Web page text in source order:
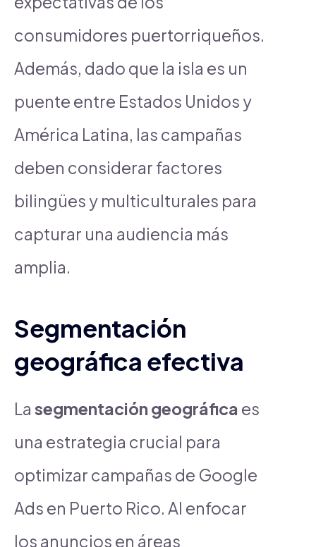
consumidores puertorriqueños.
Además, dado que la isla es un
puente entre Estados Unidos y
América Latina, las campañas
deben considerar factores
bilingües y multiculturales para
capturar una audiencia más
amplia.
Segmentación
geográfica efectiva
La segmentación geográfica es
una estrategia crucial para
optimizar campañas de Google
Ads en Puerto Rico. Al enfocar
los anuncios en áreas